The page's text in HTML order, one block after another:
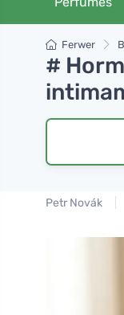
Ferwer
#
Petr Novák